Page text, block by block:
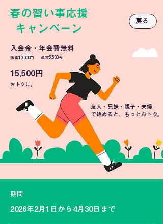
友人・兄妹・親子・夫婦
​で始めると、もっとおトク。
通常10,000円 通常5,500円
春の習い事応援
キャンペーン
入会金・年会費無料
15,500円
おトクに。
戻る
期間
2026年2月1日から4月30日まで